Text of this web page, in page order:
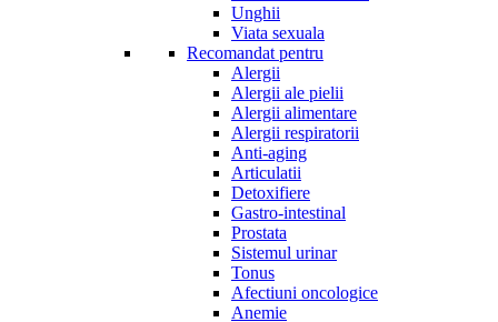
Unghii
Viata sexuala
Recomandat pentru
Alergii
Alergii ale pielii
Alergii alimentare
Alergii respiratorii
Anti-aging
Articulatii
Detoxifiere
Gastro-intestinal
Prostata
Sistemul urinar
Tonus
Afectiuni oncologice
Anemie